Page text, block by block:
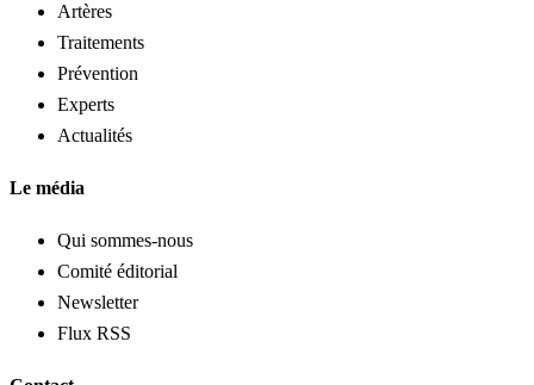
Artères
Traitements
Prévention
Experts
Actualités
Le média
Qui sommes-nous
Comité éditorial
Newsletter
Flux RSS